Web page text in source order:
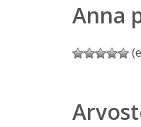
Anna